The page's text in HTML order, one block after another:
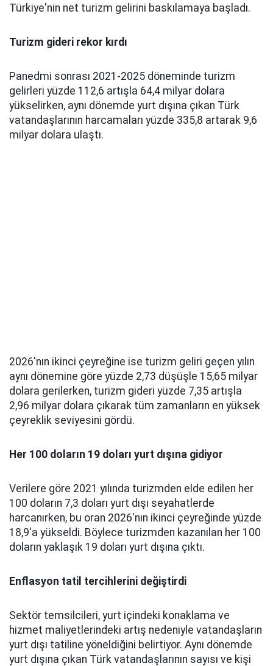
Türkiye'nin net turizm gelirini baskılamaya başladı.
Turizm gideri rekor kırdı
Panedmi sonrası 2021-2025 döneminde turizm
gelirleri yüzde 112,6 artışla 64,4 milyar dolara
yükselirken, aynı dönemde yurt dışına çıkan Türk
vatandaşlarının harcamaları yüzde 335,8 artarak 9,6
milyar dolara ulaştı.
2026'nın ikinci çeyreğine ise turizm geliri geçen yılın
aynı dönemine göre yüzde 2,73 düşüşle 15,65 milyar
dolara gerilerken, turizm gideri yüzde 7,35 artışla
2,96 milyar dolara çıkarak tüm zamanların en yüksek
çeyreklik seviyesini gördü.
Her 100 doların 19 doları yurt dışına gidiyor
Verilere göre 2021 yılında turizmden elde edilen her
100 doların 7,3 doları yurt dışı seyahatlerde
harcanırken, bu oran 2026'nın ikinci çeyreğinde yüzde
18,9'a yükseldi. Böylece turizmden kazanılan her 100
doların yaklaşık 19 doları yurt dışına çıktı.
Enflasyon tatil tercihlerini değiştirdi
Sektör temsilcileri, yurt içindeki konaklama ve
hizmet maliyetlerindeki artış nedeniyle vatandaşların
yurt dışı tatiline yöneldiğini belirtiyor. Aynı dönemde
yurt dışına çıkan Türk vatandaşlarının sayısı ve kişi